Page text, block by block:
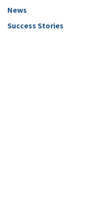
News
Success Stories